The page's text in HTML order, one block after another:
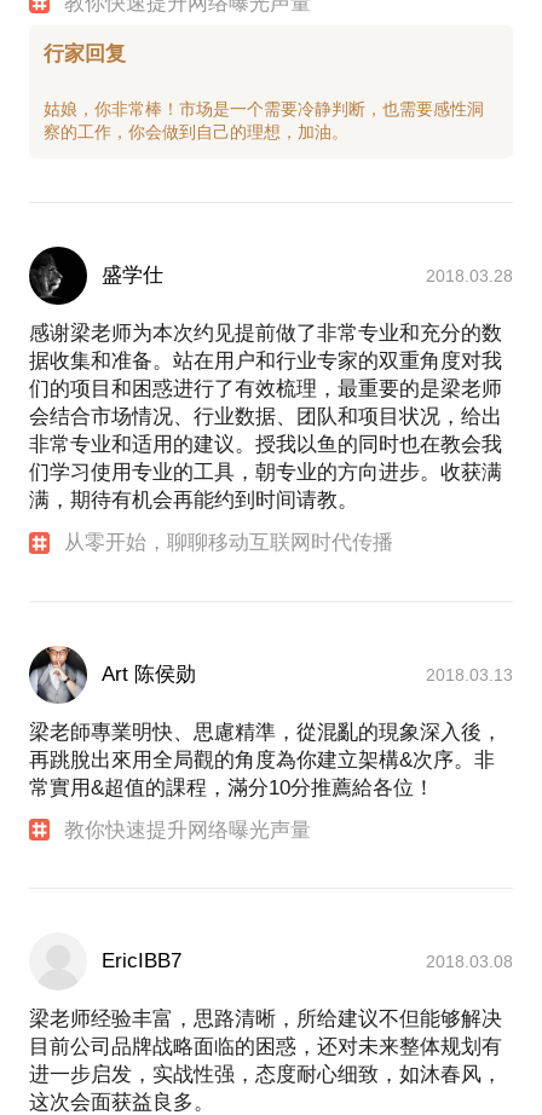
行家回复
姑娘，你非常棒！市场是一个需要冷静判断，也需要感性洞
盛学仕 2018.03.28
感谢梁老师为本次约见提前做了非常专业和充分的数
据收集和准备。站在用户和行业专家的双重角度对我
们的项目和困惑进行了有效梳理，最重要的是梁老师
会结合市场情况、行业数据、团队和项目状况，给出
非常专业和适用的建议。授我以鱼的同时也在教会我
们学习使用专业的工具，朝专业的方向进步。收获满
满，期待有机会再能约到时间请教。
从零开始，聊聊移动互联网时代传播
Art 陈侯勋 2018.03.13
梁老師專業明快、思慮精準，從混亂的現象深入後，
再跳脫出來用全局觀的角度為你建立架構&次序。非
常實用&超值的課程，滿分10分推薦給各位！
教你快速提升网络曝光声量
EricIBB7 2018.03.08
梁老师经验丰富，思路清晰，所给建议不但能够解决
目前公司品牌战略面临的困惑，还对未来整体规划有
进一步启发，实战性强，态度耐心细致，如沐春风，
这次会面获益良多。